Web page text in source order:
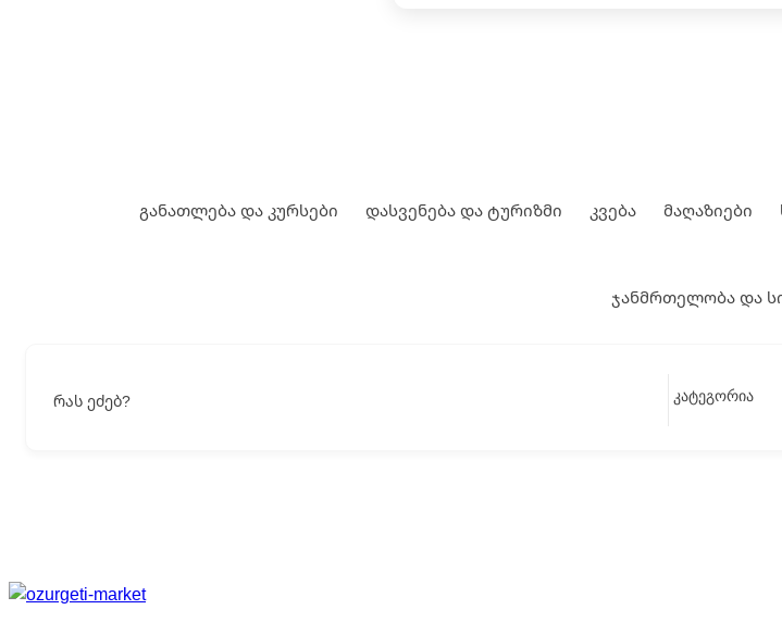
განათლება და კურსები დასვენება და ტურიზმი კვება მაღაზიები
ჯანმრთელობა და
რას ეძებ?